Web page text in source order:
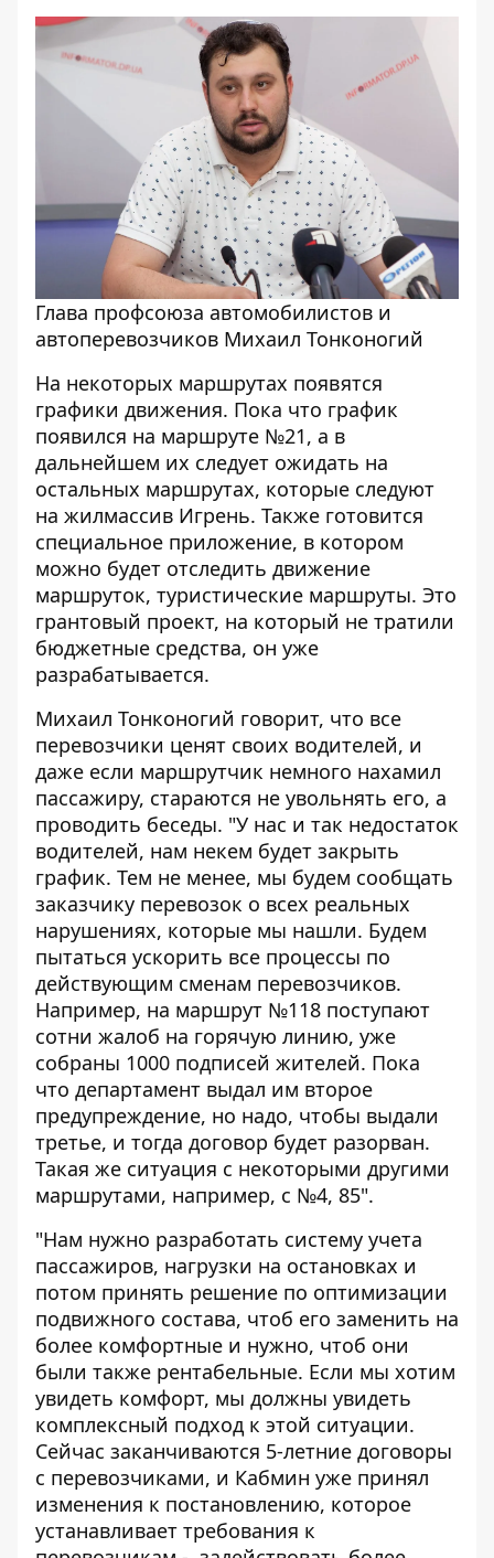
Глава профсоюза автомобилистов и
автоперевозчиков Михаил Тонконогий
На некоторых маршрутах появятся
графики движения. Пока что график
появился на маршруте №21, а в
дальнейшем их следует ожидать на
остальных маршрутах, которые следуют
на жилмассив Игрень. Также готовится
специальное приложение, в котором
можно будет отследить движение
маршруток, туристические маршруты. Это
грантовый проект, на который не тратили
бюджетные средства, он уже
разрабатывается.
Михаил Тонконогий говорит, что все
перевозчики ценят своих водителей, и
даже если маршрутчик немного нахамил
пассажиру, стараются не увольнять его, а
проводить беседы. "У нас и так недостаток
водителей, нам некем будет закрыть
график. Тем не менее, мы будем сообщать
заказчику перевозок о всех реальных
нарушениях, которые мы нашли. Будем
пытаться ускорить все процессы по
действующим сменам перевозчиков.
Например, на маршрут №118 поступают
сотни жалоб на горячую линию, уже
собраны 1000 подписей жителей. Пока
что департамент выдал им второе
предупреждение, но надо, чтобы выдали
третье, и тогда договор будет разорван.
Такая же ситуация с некоторыми другими
маршрутами, например, с №4, 85".
"Нам нужно разработать систему учета
пассажиров, нагрузки на остановках и
потом принять решение по оптимизации
подвижного состава, чтоб его заменить на
более комфортные и нужно, чтоб они
были также рентабельные. Если мы хотим
увидеть комфорт, мы должны увидеть
комплексный подход к этой ситуации.
Сейчас заканчиваются 5-летние договоры
с перевозчиками, и Кабмин уже принял
изменения к постановлению, которое
устанавливает требования к